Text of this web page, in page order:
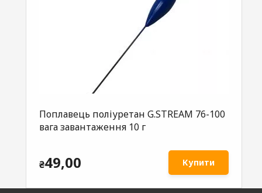
Поплавець поліуретан G.STREAM 76-100
вага завантаження 10 г
₴49,00 Купити